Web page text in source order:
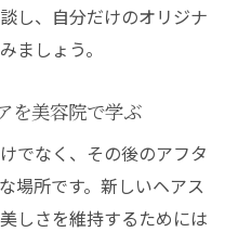
し、自分だけのオリジナ
ましょう。
を美容院で学ぶ
でなく、その後のアフタ
場所です。新しいヘアス
しさを維持するためには